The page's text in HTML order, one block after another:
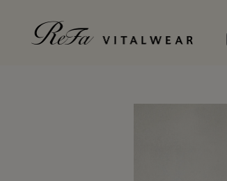
WOMEN